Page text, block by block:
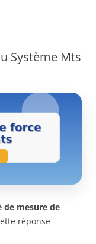
Système Mts
de mesure de
réponse